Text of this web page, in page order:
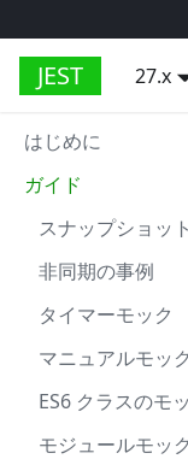
JEST 27.x
はじめに
ガイド
スナップショッ
非同期の事例
タイマーモック
マニュアルモック
ES6 クラスのモ
モジュールモッ